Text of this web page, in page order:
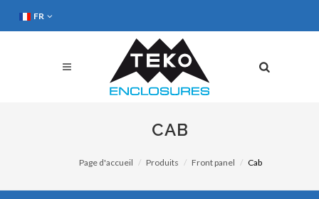
FR
CAB
Page d'accueil Produits Front panel Cab